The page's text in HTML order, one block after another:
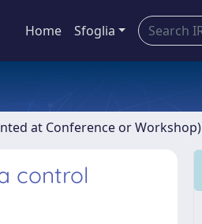
Home Sfoglia
at Conference or Workshop)
control